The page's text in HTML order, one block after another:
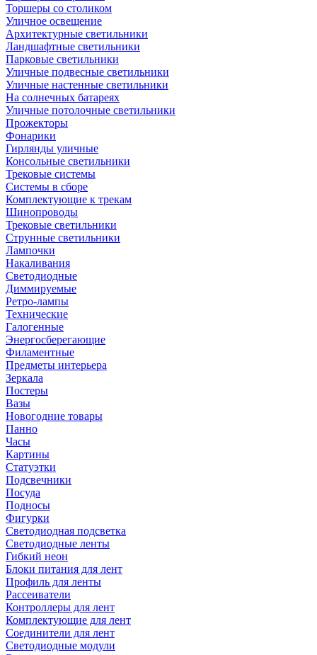
Торшеры со столиком
Уличное освещение
Архитектурные светильники
Ландшафтные светильники
Парковые светильники
Уличные подвесные светильники
Уличные настенные светильники
На солнечных батареях
Уличные потолочные светильники
Прожекторы
Фонарики
Гирлянды уличные
Консольные светильники
Трековые системы
Системы в сборе
Комплектующие к трекам
Шинопроводы
Трековые светильники
Струнные светильники
Лампочки
Накаливания
Светодиодные
Диммируемые
Ретро-лампы
Технические
Галогенные
Энергосберегающие
Филаментные
Предметы интерьера
Зеркала
Постеры
Вазы
Новогодние товары
Панно
Часы
Картины
Статуэтки
Подсвечники
Посуда
Подносы
Фигурки
Светодиодная подсветка
Светодиодные ленты
Гибкий неон
Блоки питания для лент
Профиль для ленты
Рассеиватели
Контроллеры для лент
Комплектующие для лент
Соединители для лент
Светодиодные модули